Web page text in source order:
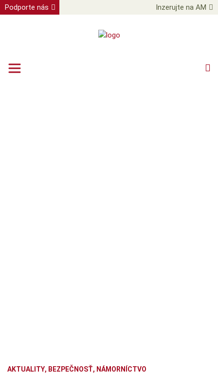
Podporte nás Inzerujte na AM
AKTUALITY, BEZPEČNOSŤ, NÁMORNÍCTVO